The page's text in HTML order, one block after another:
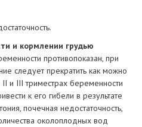
и кормлении грудью
противопоказан, при
следует прекратить как можно
и III триместрах беременности
к его гибели в результате
почечная недостаточность,
околоплодных вод